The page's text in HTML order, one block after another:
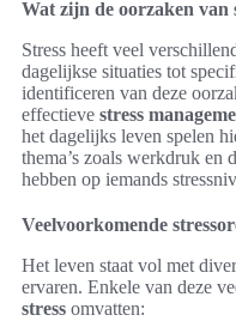
Wat zijn de oorzaken van
Stress heeft veel
dagelijkse situaties tot
identificeren van deze
effectieve stress
het dagelijks leven spelen
thema’s zoals werkdruk en
hebben op iemands
Veelvoorkomende
Het leven staat vol met
ervaren. Enkele van deze
stress omvatten: